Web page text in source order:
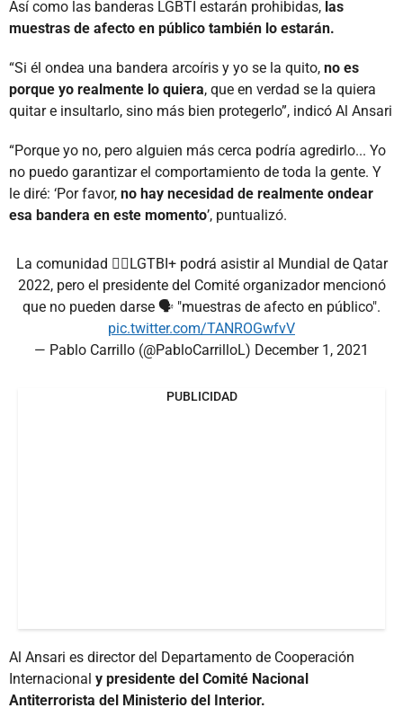
Así como las banderas LGBTI estarán prohibidas, las
muestras de afecto en público también lo estarán.
“Si él ondea una bandera arcoíris y yo se la quito, no es
porque yo realmente lo quiera, que en verdad se la quiera
quitar e insultarlo, sino más bien protegerlo”, indicó Al Ansari
“Porque yo no, pero alguien más cerca podría agredirlo... Yo
no puedo garantizar el comportamiento de toda la gente. Y
le diré: ‘Por favor, no hay necesidad de realmente ondear
esa bandera en este momento’, puntualizó.
La comunidad 🏳️‍🌈LGTBI+ podrá asistir al Mundial de Qatar
2022, pero el presidente del Comité organizador mencionó
que no pueden darse 🗣️ "muestras de afecto en público".
pic.twitter.com/TANROGwfvV
— Pablo Carrillo (@PabloCarrilloL) December 1, 2021
PUBLICIDAD
Al Ansari es director del Departamento de Cooperación
Internacional y presidente del Comité Nacional
Antiterrorista del Ministerio del Interior.